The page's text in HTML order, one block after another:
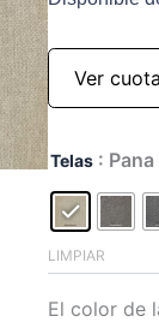
Ver
Telas : Pana
LIMPIAR
El color de
Sofa
Osiris
2.50
mts
cantidad